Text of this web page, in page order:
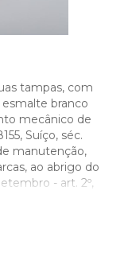
tampas, com
esmalte branco
mecânico de
Suíço, séc.
manutenção,
ao abrigo do
- art. 2º,